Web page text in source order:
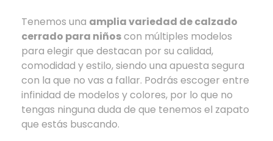
Tenemos una amplia variedad de calzado
cerrado para niñoscon múltiples modelos
para elegir que destacan por su calidad,
comodidad y estilo, siendo una apuesta segura
con la que no vas a fallar. Podrás escoger entre
infinidad de modelos y colores, por lo que no
tengas ninguna duda de que tenemos el zapato
que estás buscando.